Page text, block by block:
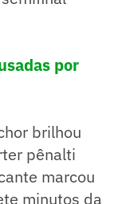
por
brilhou
pênalti
marcou
minutos da